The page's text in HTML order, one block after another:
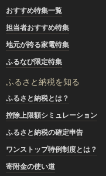
おすすめ特集一覧
担当者おすすめ特集
地元が誇る家電特集
ふるなび限定特集
ふるさと納税を知る
ふるさと納税とは？
控除上限額シミュレーション
ふるさと納税の確定申告
ワンストップ特例制度とは？
寄附金の使い道